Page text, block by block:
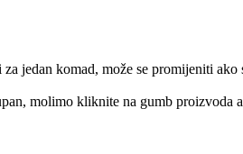
jedan komad, može se promijeniti ako
molimo kliknite na gumb proizvoda